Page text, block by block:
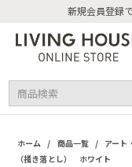
新規会員登録
ホーム / 商品一覧 / アート
（掻き落とし） ホワイト